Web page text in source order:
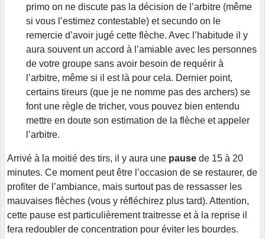
primo on ne discute pas la décision de l’arbitre (même
si vous l’estimez contestable) et secundo on le
remercie d’avoir jugé cette flèche. Avec l’habitude il y
aura souvent un accord à l’amiable avec les personnes
de votre groupe sans avoir besoin de requérir à
l’arbitre, même si il est là pour cela. Dernier point,
certains tireurs (que je ne nomme pas des archers) se
font une règle de tricher, vous pouvez bien entendu
mettre en doute son estimation de la flèche et appeler
l’arbitre.
Arrivé à la moitié des tirs, il y aura une pause de 15 à 20
minutes. Ce moment peut être l’occasion de se restaurer, de
profiter de l’ambiance, mais surtout pas de ressasser les
mauvaises flèches (vous y réfléchirez plus tard). Attention,
cette pause est particulièrement traitresse et à la reprise il
fera redoubler de concentration pour éviter les bourdes.